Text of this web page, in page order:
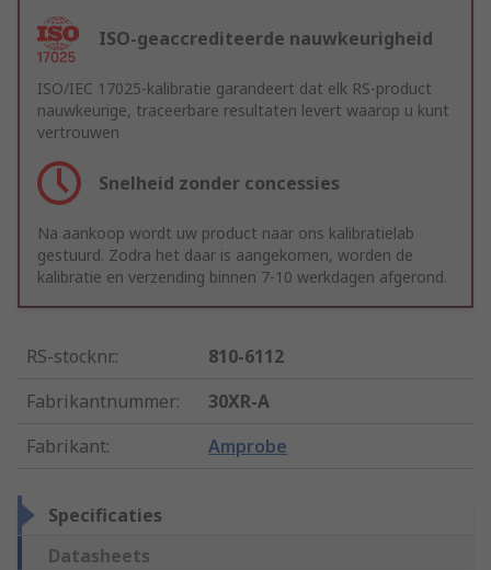
ISO-geaccrediteerde nauwkeurigheid
ISO/IEC 17025-kalibratie garandeert dat elk RS-product
nauwkeurige, traceerbare resultaten levert waarop u kunt
vertrouwen
Snelheid zonder concessies
Na aankoop wordt uw product naar ons kalibratielab
gestuurd. Zodra het daar is aangekomen, worden de
kalibratie en verzending binnen 7-10 werkdagen afgerond.
RS-stocknr.:
810-6112
Fabrikantnummer:
30XR-A
Fabrikant: Amprobe
Specificaties
Datasheets